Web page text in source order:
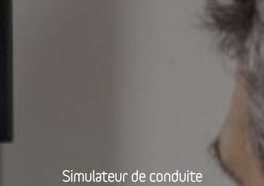
Simulateur de conduite